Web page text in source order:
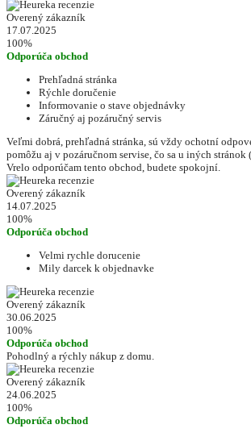
Overený zákazník
17.07.2025
100%
Odporúča obchod
Prehľadná stránka
Rýchle doručenie
Informovanie o stave objednávky
Záručný aj pozáručný servis
Veľmi dobrá, prehľadná stránka, sú vždy ochotní
pomôžu aj v pozáručnom servise, čo sa u iných
Vrelo odporúčam tento obchod, budete spokojní.
Overený zákazník
14.07.2025
100%
Odporúča obchod
Velmi rychle dorucenie
Mily darcek k objednavke
Overený zákazník
30.06.2025
100%
Odporúča obchod
Pohodlný a rýchly nákup z domu.
Overený zákazník
24.06.2025
100%
Odporúča obchod